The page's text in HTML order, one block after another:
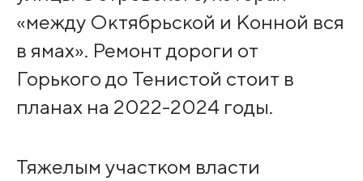
«между Октябрьской и Конной вся
в ямах». Ремонт дороги от
Горького до Тенистой стоит в
планах на 2022-2024 годы.
Тяжелым участком власти